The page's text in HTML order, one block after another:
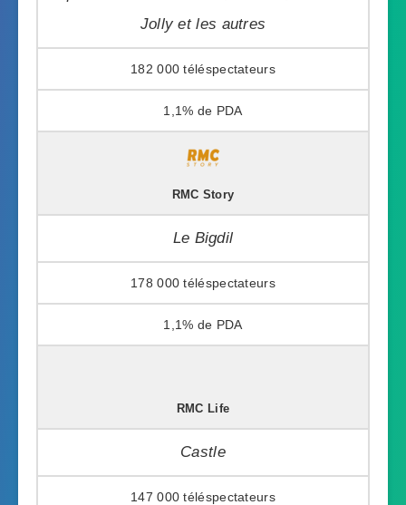
Jolly et les autres
182 000
1,1%
RMC Story
Le Bigdil
178 000
1,1%
RMC Life
Castle
147 000